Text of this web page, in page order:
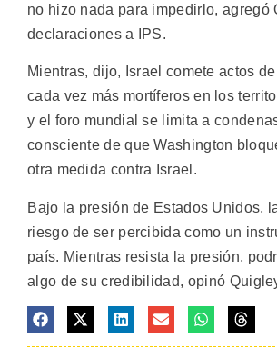
no hizo nada para impedirlo, agregó
declaraciones a IPS.
Mientras, dijo, Israel comete actos
cada vez más mortíferos en los
y el foro mundial se limita a
consciente de que Washington
otra medida contra Israel.
Bajo la presión de Estados Unidos,
riesgo de ser percibida como un
país. Mientras resista la presión,
algo de su credibilidad, opinó